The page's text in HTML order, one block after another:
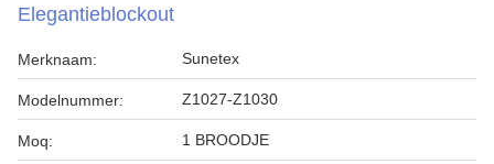
Elegantieblockout
Merknaam: Sunetex
Modelnummer: Z1027-Z1030
Moq: 1 BROODJE